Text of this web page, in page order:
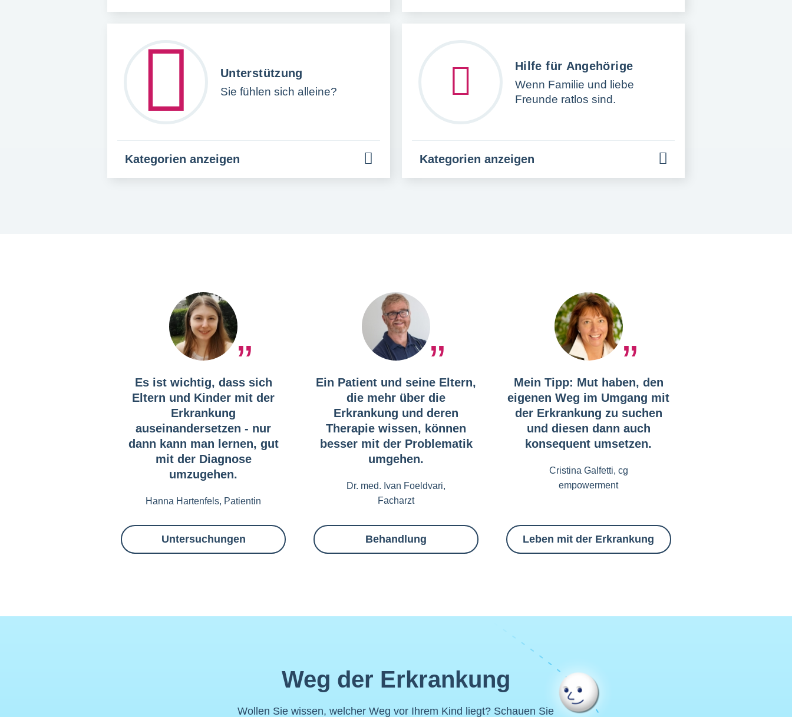
Unterstützung
Sie fühlen sich alleine?
Kategorien anzeigen
Hilfe für Angehörige
Wenn Familie und liebe
Freunde ratlos sind.
Kategorien anzeigen
Es ist wichtig, dass sich
Eltern und Kinder mit der
Erkrankung
auseinandersetzen - nur
dann kann man lernen, gut
mit der Diagnose
umzugehen.
Hanna Hartenfels, Patientin
Untersuchungen
Ein Patient und seine Eltern,
die mehr über die
Erkrankung und deren
Therapie wissen, können
besser mit der Problematik
umgehen.
Dr. med. Ivan Foeldvari,
Facharzt
Behandlung
Mein Tipp: Mut haben, den
eigenen Weg im Umgang mit
der Erkrankung zu suchen
und diesen dann auch
konsequent umsetzen.
Cristina Galfetti, cg
empowerment
Leben mit der Erkrankung
Weg der Erkrankung
Wollen Sie wissen, welcher Weg vor Ihrem Kind liegt? Schauen Sie